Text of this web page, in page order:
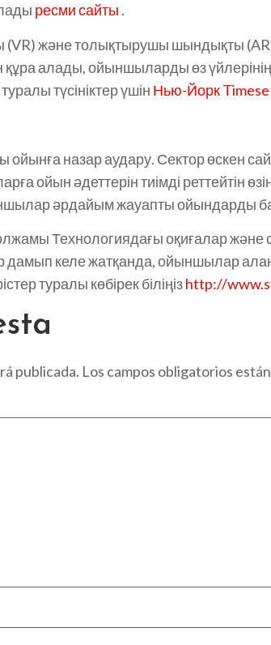
ресми сайты .
және толықтырушы шындықты (AR)
алады, ойыншыларды өз
түсініктер үшін Нью-Йорк Timese
назар аудару. Сектор өскен
ойын әдеттерін тиімді реттейтін
әрдайым жауапты ойындарды
Технологиядағы оқиғалар және
дамып келе жатқанда, ойыншылар
туралы көбірек біліңізhttp://
publicada. Los campos obligatorios